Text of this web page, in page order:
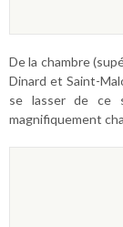
De la chambre
Dinard et Saint-
se lasser de ce
magnifiquement